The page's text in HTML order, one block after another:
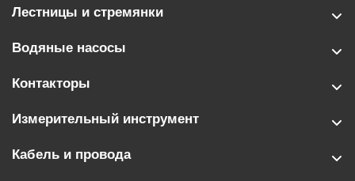
Лестницы и стремянки
Водяные насосы
Контакторы
Измерительный инструмент
Кабель и провода